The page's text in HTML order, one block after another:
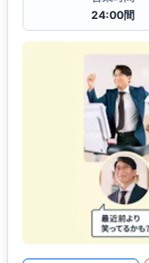
24:00間